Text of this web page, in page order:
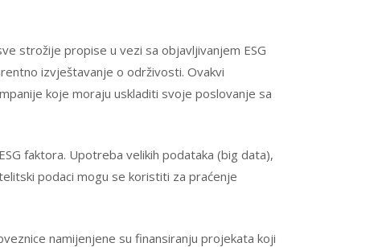
strožije propise u vezi sa objavljivanjem ESG
izvještavanje o održivosti. Ovakvi
koje moraju uskladiti svoje poslovanje sa
faktora. Upotreba velikih podataka (big data),
podaci mogu se koristiti za praćenje
namijenjene su finansiranju projekata koji